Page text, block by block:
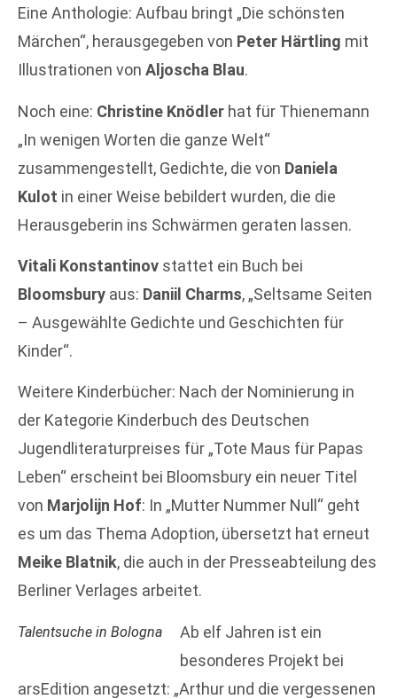
Eine Anthologie: Aufbau bringt „Die schönsten
Märchen“, herausgegeben von Peter Härtling mit
Illustrationen von Aljoscha Blau.
Noch eine: Christine Knödler hat für Thienemann
„In wenigen Worten die ganze Welt“
zusammengestellt, Gedichte, die von Daniela
Kulot in einer Weise bebildert wurden, die die
Herausgeberin ins Schwärmen geraten lassen.
Vitali Konstantinov stattet ein Buch bei
Bloomsbury aus: Daniil Charms, „Seltsame Seiten
– Ausgewählte Gedichte und Geschichten für
Kinder“.
Weitere Kinderbücher: Nach der Nominierung in
der Kategorie Kinderbuch des Deutschen
Jugendliteraturpreises für „Tote Maus für Papas
Leben“ erscheint bei Bloomsbury ein neuer Titel
von Marjolijn Hof: In „Mutter Nummer Null“ geht
es um das Thema Adoption, übersetzt hat erneut
Meike Blatnik, die auch in der Presseabteilung des
Berliner Verlages arbeitet.
Talentsuche in Bologna
Ab elf Jahren ist ein
besonderes Projekt bei
arsEdition angesetzt: „Arthur und die vergessenen